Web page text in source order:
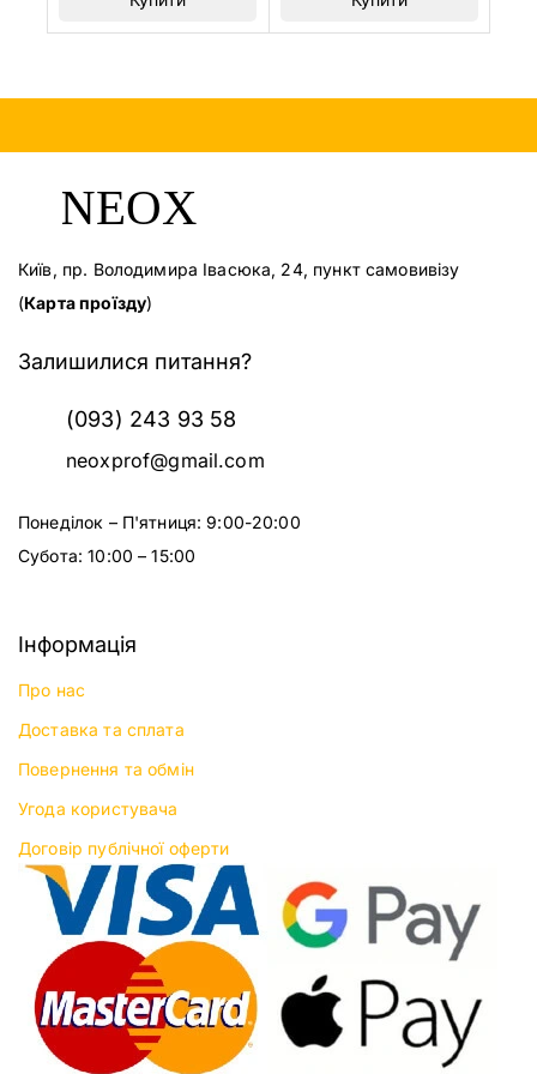
Київ, пр. Володимира Івасюка, 24, пункт самовивізу
(Карта проїзду)
Залишилися питання?
(093) 243 93 58
neoxprof@gmail.com
Понеділок – П'ятниця: 9:00-20:00
Субота: 10:00 – 15:00
Інформація
Про нас
Доставка та сплата
Повернення та обмін
Угода користувача
Договір публічної оферти